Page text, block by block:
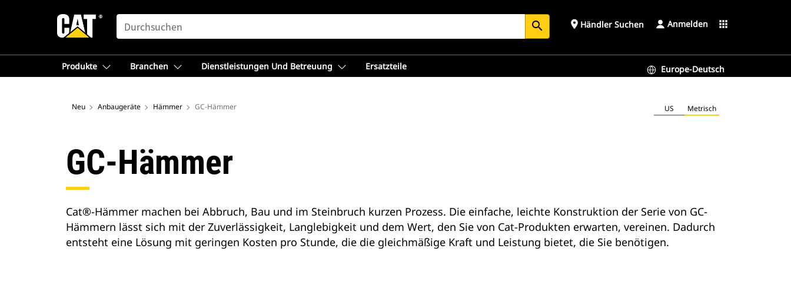
SEARCH search place Händler Suchen Anmelden apps
Produkte Branchen Dienstleistungen Und Betreuung Ersatzteile Europe-Deutsch
Neu Anbaugeräte Hämmer GC-Hämmer US Metrisch
GC-Hämmer
Cat®-Hämmer machen bei Abbruch, Bau und im Steinbruch kurzen Prozess. Die einfache, leichte Konstruktion der Serie von GC-
Hämmern lässt sich mit der Zuverlässigkeit, Langlebigkeit und dem Wert, den Sie von Cat-Produkten erwarten, vereinen. Dadurch
entsteht eine Lösung mit geringen Kosten pro Stunde, die die gleichmäßige Kraft und Leistung bietet, die Sie benötigen.